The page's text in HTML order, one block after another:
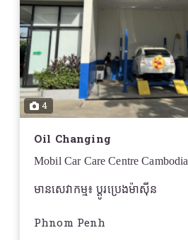
4
Oil Changing
Mobil Car Care Centre Cambodia
មានសេវាកម្ម៖ ប្តូរប្រេងម៉ាសុីន
Phnom Penh